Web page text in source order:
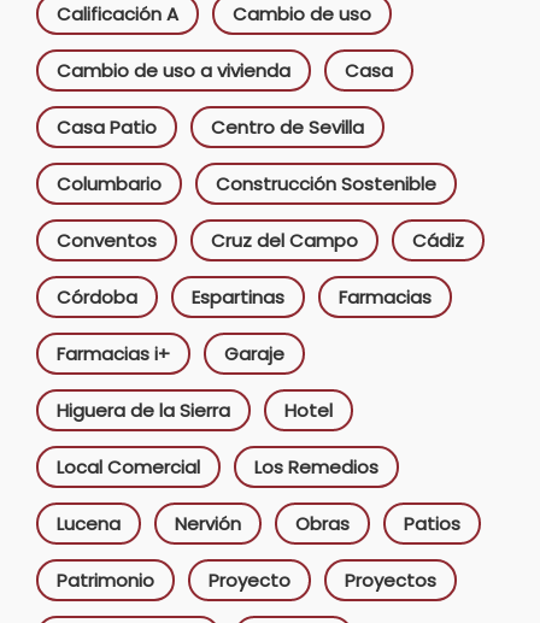
Calificación A Cambio de uso
Cambio de uso a vivienda Casa
Casa Patio Centro de Sevilla
Columbario Construcción Sostenible
Conventos Cruz del Campo Cádiz
Córdoba Espartinas Farmacias
Farmacias i+ Garaje
Higuera de la Sierra Hotel
Local Comercial Los Remedios
Lucena Nervión Obras Patios
Patrimonio Proyecto Proyectos